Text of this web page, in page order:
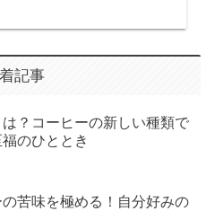
記事
？コーヒーの新しい種類で
のひととき
の苦味を極める！自分好みの